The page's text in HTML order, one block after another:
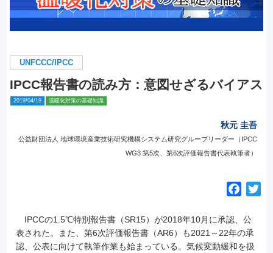
UNFCCC/IPCC
IPCC報告書の読み方：意図せざるバイアス
2019/04/19 温暖化対策の基礎知識
秋元 圭吾
公益財団法人 地球環境産業技術研究機構システム研究グループリーダー（IPCC
WG3 第5次、第6次評価報告書代表執筆者）
c
e
b
IPCCの1.5℃特別報告書（SR15）が2018年10月に承認、公
表された。
また、第6次評価報告書（AR6）も2021～22年の承
認、公表に向けて執筆作業も始まっている。気候変動緩和を扱